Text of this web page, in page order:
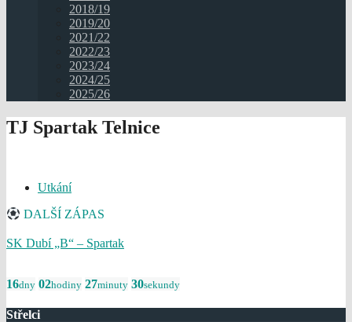
2018/19
2019/20
2021/22
2022/23
2023/24
2024/25
2025/26
TJ Spartak Telnice
Utkání
DALŠÍ ZÁPAS
SK Dubí „B“ – Spartak
16dny 02hodiny 27minuty 30sekundy
Střelci